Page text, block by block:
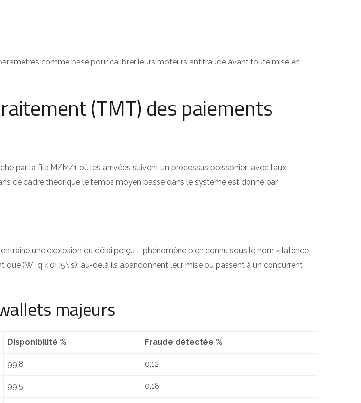
comme base pour calibrer leurs moteurs antifraude avant toute mise en
(TMT) des paiements
par la file M/M/1 où les arrivées suivent un processus poissonien avec taux
ce cadre théorique le temps moyen passé dans le système est donné par
une explosion du délai perçu – phénomène bien connu sous le nom « latence
(W_q < 0{,}5\,s); au-delà ils abandonnent leur mise ou passent à un concurrent
majeurs
Disponibilité % Fraude détectée %
99,8 0,12
99,5 0,18